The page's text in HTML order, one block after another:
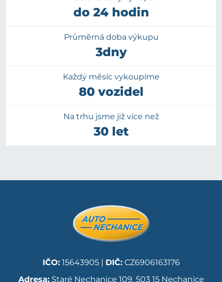
do 24 hodin
Průměrná doba výkupu
3dny
Každý měsíc vykoupíme
80 vozidel
Na trhu jsme již více než
30 let
IČO:15643905 | DIČ:CZ6906163176
Adresa:Staré Nechanice 109, 503 15 Nechanice